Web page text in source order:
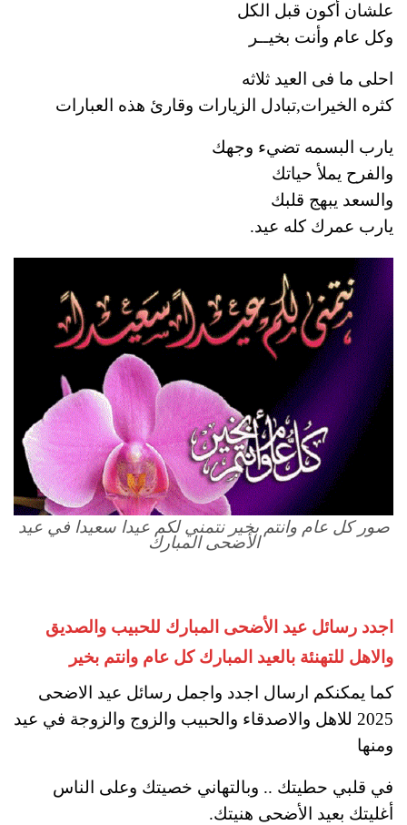
علشان أكون قبل الكل
وكل عام وأنت بخيــر
احلى ما فى العيد ثلاثه
كثره الخيرات,تبادل الزيارات وقارئ هذه العبارات
يارب البسمه تضيء وجهك
والفرح يملأ حياتك
والسعد يبهج قلبك
يارب عمرك كله عيد.
صور كل عام وانتم بخير نتمني لكم عيدا سعيدا في عيد
الأضحى المبارك
اجدد رسائل عيد الأضحى المبارك للحبيب والصديق
والاهل للتهنئة بالعيد المبارك كل عام وانتم بخير
كما يمكنكم ارسال اجدد واجمل رسائل عيد الاضحى
2025 للاهل والاصدقاء والحبيب والزوج والزوجة في عيد
ومنها
في قلبي حطيتك .. وبالتهاني خصيتك وعلى الناس
أغليتك بعيد الأضحى هنيتك.